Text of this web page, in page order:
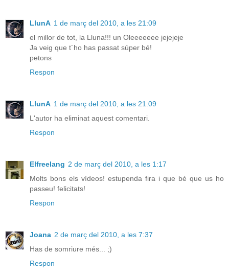
LlunA 1 de març del 2010, a les 21:09
el millor de tot, la Lluna!!! un Oleeeeeee jejejeje
Ja veig que t´ho has passat súper bé!
petons
Respon
LlunA 1 de març del 2010, a les 21:09
L'autor ha eliminat aquest comentari.
Respon
Elfreelang 2 de març del 2010, a les 1:17
Molts bons els vídeos! estupenda fira i que bé que us ho
passeu! felicitats!
Respon
Joana 2 de març del 2010, a les 7:37
Has de somriure més... ;)
Respon